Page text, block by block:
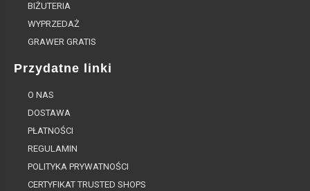
BIŻUTERIA
WYPRZEDAŻ
GRAWER GRATIS
Przydatne linki
O NAS
DOSTAWA
PŁATNOŚCI
REGULAMIN
POLITYKA PRYWATNOŚCI
CERTYFIKAT TRUSTED SHOPS